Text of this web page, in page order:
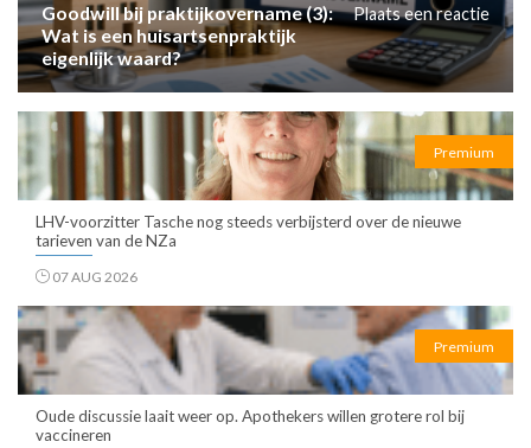
Goodwill bij praktijkovername (3):
Wat is een huisartsenpraktijk
eigenlijk waard?
Plaats een reactie
Premium
LHV-voorzitter Tasche nog steeds verbijsterd over de nieuwe
tarieven van de NZa
07 AUG 2026
Premium
Oude discussie laait weer op. Apothekers willen grotere rol bij
vaccineren